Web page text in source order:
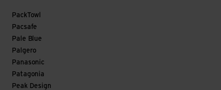
PackTowl
Pacsafe
Pale Blue
Palgero
Panasonic
Patagonia
Peak Design